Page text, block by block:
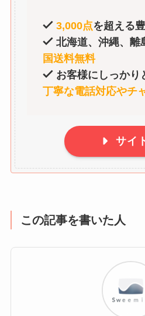
3,000点を超える
北海道、沖縄、離
国送料無料
お客様にしっかり
丁寧な電話対応やチ
サイ
この記事を書いた人